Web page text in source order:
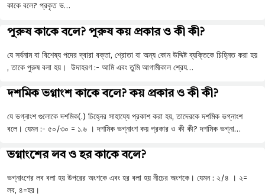
কাকে বলে? প্রকৃত ভ…
পুরুষ কাকে বলে? পুরুষ কয় প্রকার ও কী কী?
যে সর্বনাম বা বিশেষ্য পদের দ্বারা বক্তা, শ্রোতা বা অন্য কোন উদ্দিষ্ট ব্যক্তিকে চিহ্নিত করা হয়
, তাকে পুরুষ বলা হয়। উদাহরণ :- আমি এবং তুমি আগামীকাল শ্রেয…
দশমিক ভগ্নাংশ কাকে বলে? কয় প্রকার ও কী কী?
যে ভগ্নাংশ গুলোকে দশমিক(.) চিহ্নের সাহায্যে প্রকাশ করা হয়, তাদেরকে দশমিক ভগ্নাংশ
বলে। যেমন :- ৫০/৩০ = ১.৬ । দশমিক ভগ্নাংশ কয় প্রকার ও কী কী? দশমিক ভগ্না…
ভগ্নাংশের লব ও হর কাকে বলে?
ভগ্নাংশের লব বলা হয় উপরের অংশকে এবং হর বলা হয় নীচের অংশকে। যেমন : ২/৪ । ২=
লব, ৪=হর।